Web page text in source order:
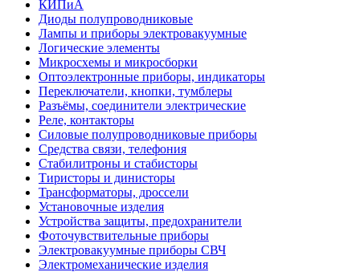
КИПиА
Диоды полупроводниковые
Лампы и приборы электровакуумные
Логические элементы
Микросхемы и микросборки
Оптоэлектронные приборы, индикаторы
Переключатели, кнопки, тумблеры
Разъёмы, соединители электрические
Реле, контакторы
Силовые полупроводниковые приборы
Средства связи, телефония
Стабилитроны и стабисторы
Тиристоры и динисторы
Трансформаторы, дроссели
Установочные изделия
Устройства защиты, предохранители
Фоточувствительные приборы
Электровакуумные приборы СВЧ
Электромеханические изделия